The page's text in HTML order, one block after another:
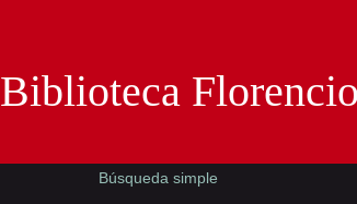
Biblioteca
Búsqueda simple